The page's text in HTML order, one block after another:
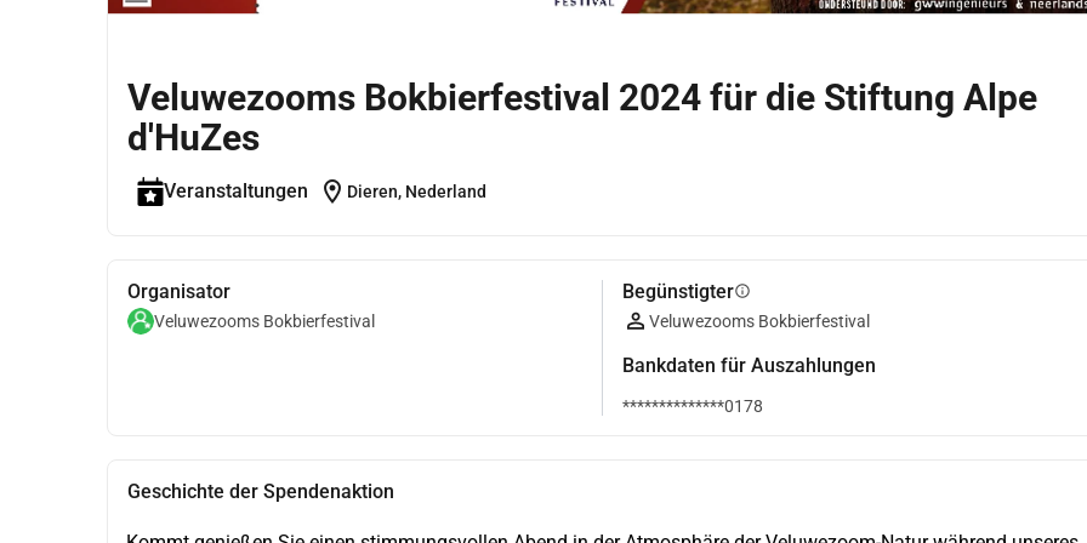
Veluwezooms Bokbierfestival 2024 für die Stiftung Alpe
d'HuZes
Veranstaltungen location_on Dieren, Nederland
Organisator
Veluwezooms Bokbierfestival
Begünstigterinfo
Veluwezooms Bokbierfestival
Bankdaten für Auszahlungen
**************0178
Geschichte der Spendenaktion